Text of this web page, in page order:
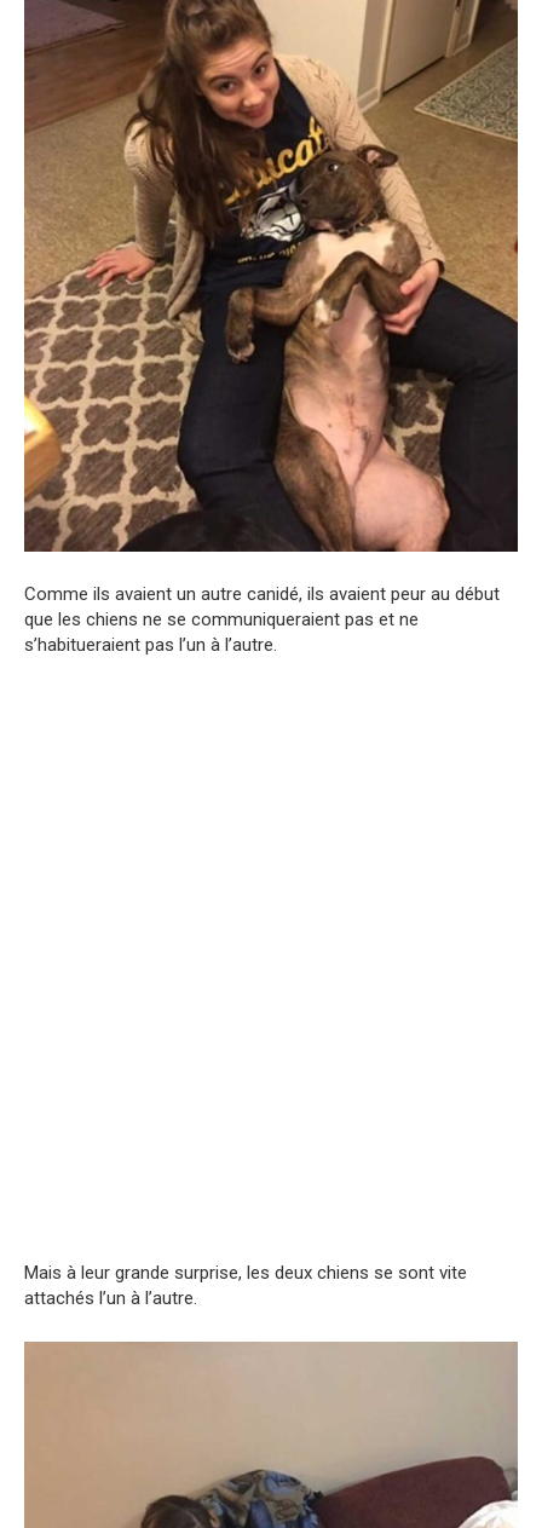
Comme ils avaient un autre canidé, ils avaient peur au début
que les chiens ne se communiqueraient pas et ne
s’habitueraient pas l’un à l’autre.
Mais à leur grande surprise, les deux chiens se sont vite
attachés l’un à l’autre.